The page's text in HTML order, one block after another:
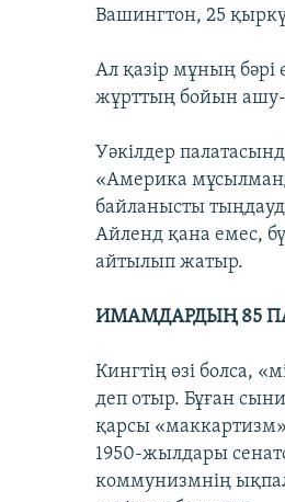
Вашингтон, 25
Ал қазір мұның бәрі
жұрттың бойын
Уәкілдер
«Америка
байланысты
Айленд қана емес,
айтылып жатыр.
ИМАМДАРДЫҢ 85
Кингтің өзі болса,
деп отыр. Бұған
қарсы
1950-жылдары
коммунизмнің